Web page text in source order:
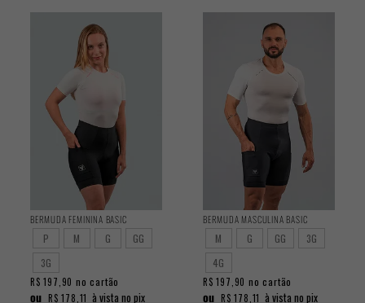
BERMUDA FEMININA BASIC
P M G
GG
3G
R$ 197,90 no cartão
ou R$ 178,11 à vista no pix
BERMUDA MASCULINA BASIC
M G GG
3G
4G
R$ 197,90 no cartão
ou R$ 178,11 à vista no pix